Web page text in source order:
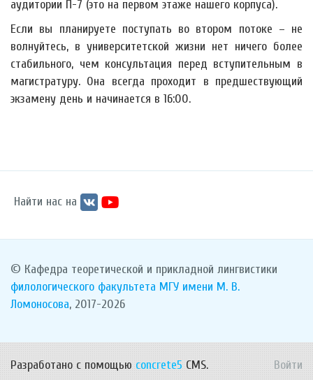
аудитории П-7 (это на первом этаже нашего корпуса).
Если вы планируете поступать во втором потоке – не
волнуйтесь, в университетской жизни нет ничего более
стабильного, чем консультация перед вступительным в
магистратуру. Она всегда проходит в предшествующий
экзамену день и начинается в 16:00.
Найти нас на
© Кафедра теоретической и прикладной лингвистики
филологического факультета МГУ имени М. В.
Ломоносова, 2017-2026
Разработано с помощью concrete5 CMS. Войти